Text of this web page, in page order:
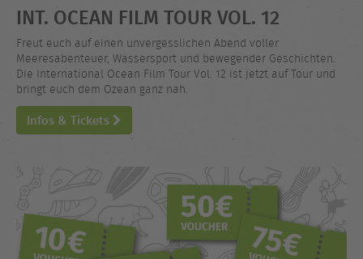
INT. OCEAN FILM TOUR VOL. 12
Freut euch auf einen unvergesslichen Abend voller
Meeresabenteuer, Wassersport und bewegender Geschichten.
Die International Ocean Film Tour Vol. 12 ist jetzt auf Tour und
bringt euch dem Ozean ganz nah.
Infos & Tickets